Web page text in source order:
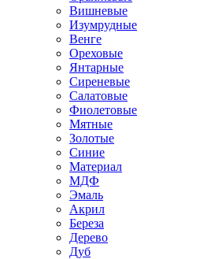
Вишневые
Изумрудные
Венге
Ореховые
Янтарные
Сиреневые
Салатовые
Фиолетовые
Мятные
Золотые
Синие
Материал
МДФ
Эмаль
Акрил
Береза
Дерево
Дуб